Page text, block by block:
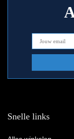
Snelle links